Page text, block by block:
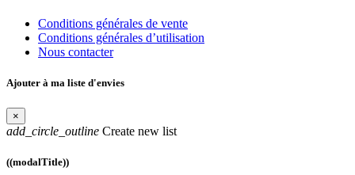
Conditions générales de vente
Conditions générales d’utilisation
Nous contacter
Ajouter à ma liste d'envies
×
add_circle_outline Create new list
((modalTitle))